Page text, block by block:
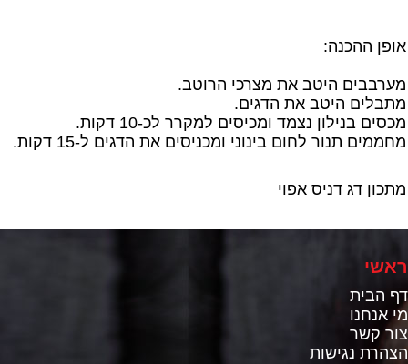
אופן ההכנה:
מערבבים היטב את מצרכי הרוטב.
מתבלים היטב את הדגים.
מכסים בנילון נצמד ומכיסים למקרר לכ-10 דקות.
מחממים תנור לחום בינוני ומכניסים את הדגים ל-15 דקות.
מתכון דג דניס אפוי
ראשי
דף הבית
מי אנחנו
צור קשר
הצהרת נגישות